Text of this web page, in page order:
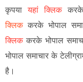
कृपयायहां क्लिककरके
क्लिककरके भोपाल
क्लिककरके भोपाल
भोपाल समाचार के
है।